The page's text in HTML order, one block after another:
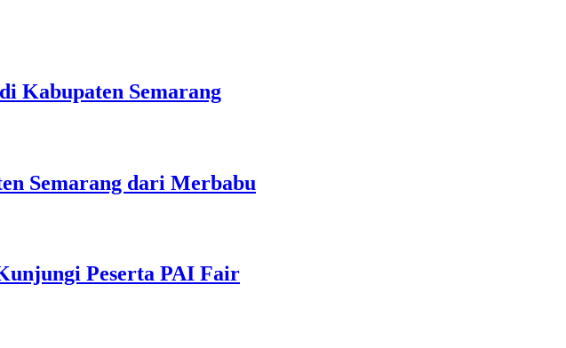
Kabupaten Semarang
Semarang dari Merbabu
Peserta PAI Fair